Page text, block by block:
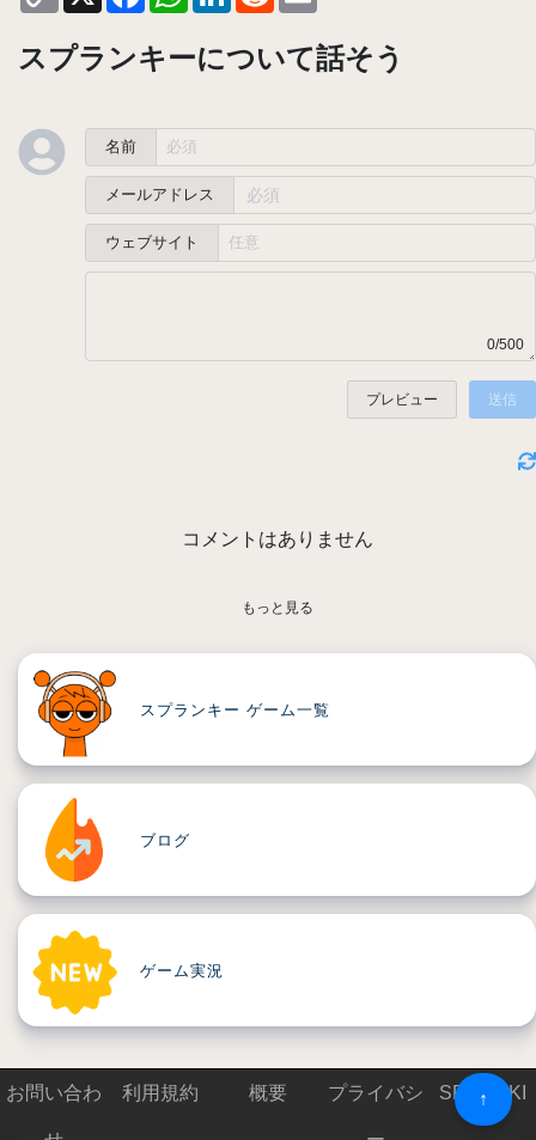
↑
スプランキーについて話そう
名前
メールアドレス
ウェブサイト
0/500
プレビュー 送信
コメントはありません
もっと見る
スプランキー ゲーム一覧
ブログ
ゲーム実況
お問い合わ 利用規約 概要 プライバシ SPRUNKI